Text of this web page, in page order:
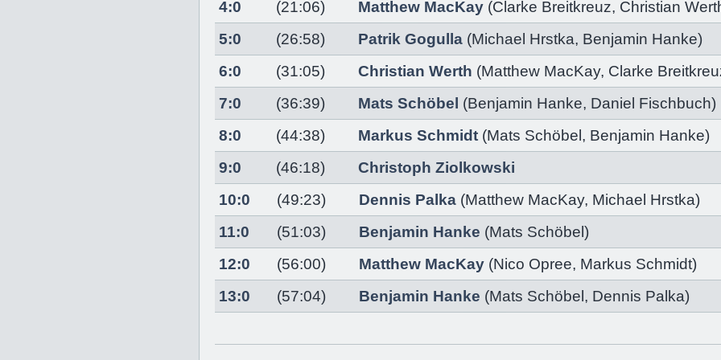
4:0
(21:06) Matthew MacKay (Clarke Breitkreuz, Christian
5:0
(26:58) Patrik Gogulla (Michael Hrstka, Benjamin Hanke)
6:0
(31:05) Christian Werth (Matthew MacKay, Clarke
7:0
(36:39) Mats Schöbel (Benjamin Hanke, Daniel Fischbuch)
8:0
(44:38) Markus Schmidt (Mats Schöbel , Benjamin Hanke)
9:0
(46:18)
Christoph Ziolkowski
10:0
(49:23) Dennis Palka (Matthew MacKay, Michael Hrstka)
11:0
(51:03) Benjamin Hanke (Mats Schöbel)
12:0
(56:00) Matthew MacKay (Nico Opree, Markus Schmidt)
13:0
(57:04) Benjamin Hanke (Mats Schöbel , Dennis Palka)